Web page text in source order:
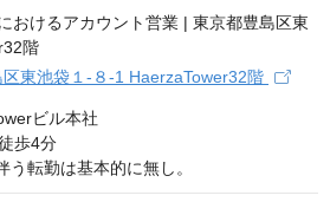
東池袋１-８-1 HaerzaTower32階
ビル本社
歩4分
転勤は基本的に無し。